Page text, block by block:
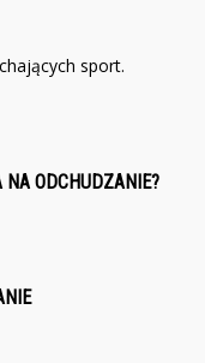
sport.
ODCHUDZANIE?